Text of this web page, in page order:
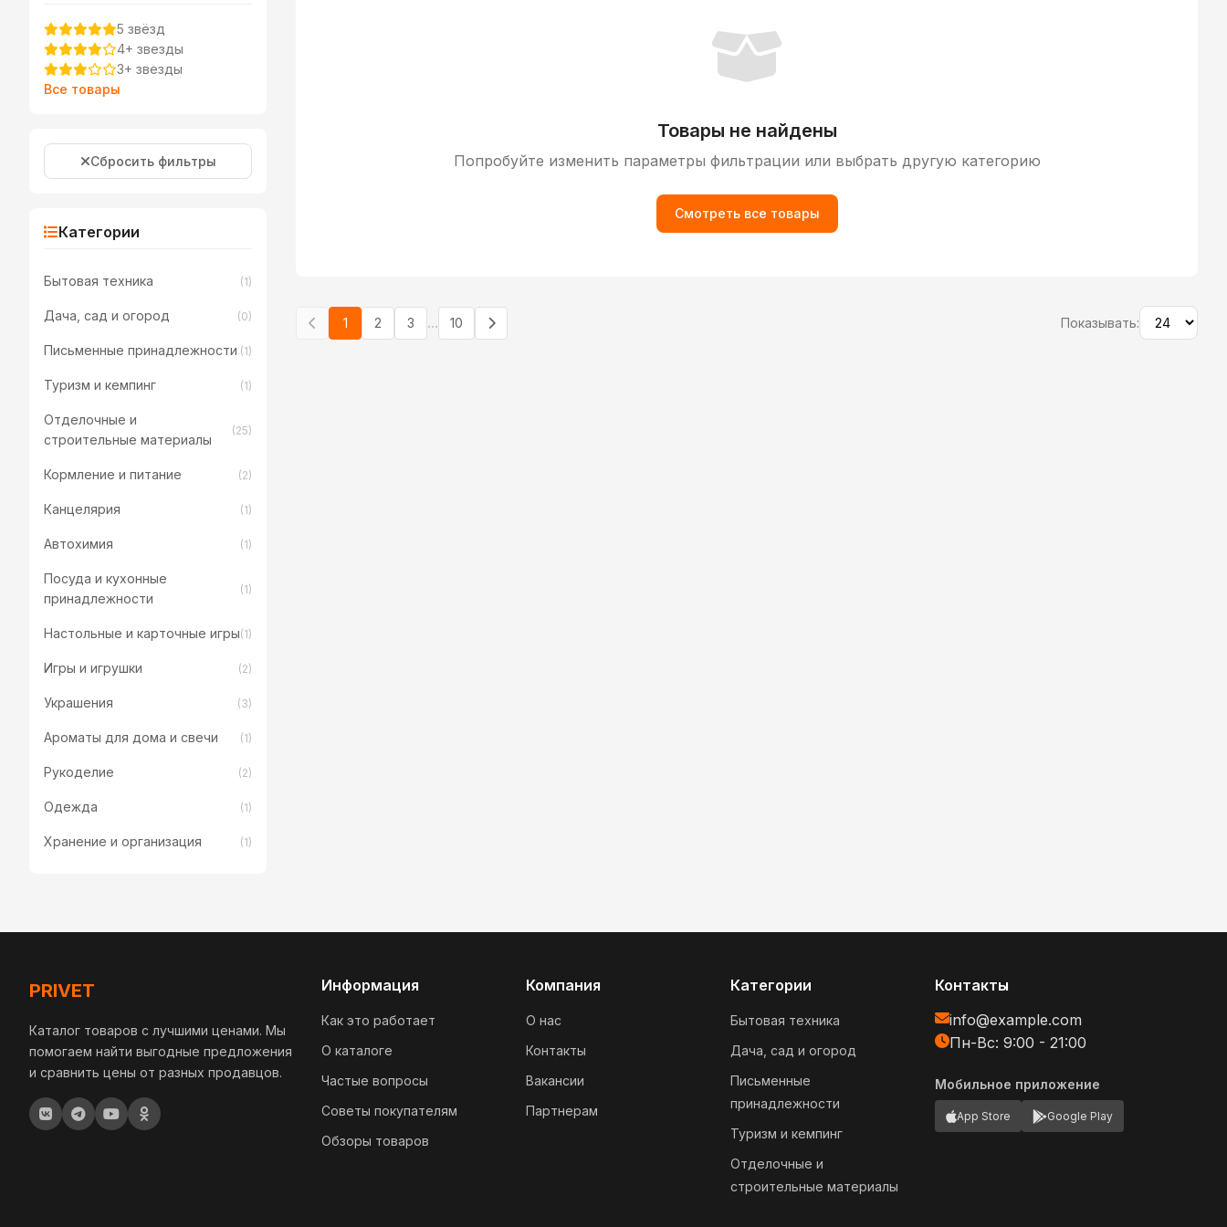
5 звёзд
4+ звезды
3+ звезды
Все товары
Сбросить фильтры
Категории
Бытовая техника (1)
Дача, сад и огород (0)
Письменные принадлежности (1)
Туризм и кемпинг (1)
Отделочные и
строительные материалы
(25)
Кормление и питание (2)
Канцелярия (1)
Автохимия (1)
Посуда и кухонные
принадлежности
(1)
Настольные и карточные игры(1)
Игры и игрушки (2)
Украшения (3)
Ароматы для дома и свечи (1)
Рукоделие (2)
Одежда (1)
Хранение и организация (1)
Товары не найдены
Попробуйте изменить параметры фильтрации или выбрать другую категорию
Смотреть все товары
1 2 3 ... 10 Показывать:
PRIVET
Каталог товаров с лучшими ценами. Мы
помогаем найти выгодные предложения
и сравнить цены от разных продавцов.
Информация
Как это работает
О каталоге
Частые вопросы
Советы покупателям
Обзоры товаров
Компания
О нас
Контакты
Вакансии
Партнерам
Категории
Бытовая техника
Дача, сад и огород
Письменные
принадлежности
Туризм и кемпинг
Отделочные и
строительные материалы
Контакты
info@example.com
Пн-Вс: 9:00 - 21:00
Мобильное приложение
App Store Google Play